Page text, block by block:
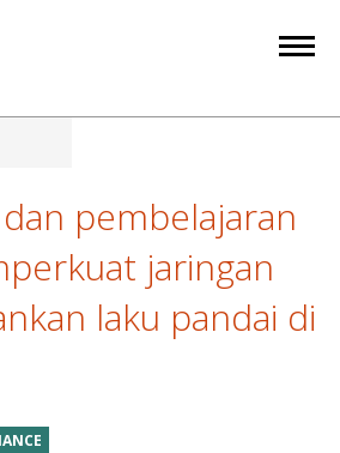
pembelajaran
jaringan
laku pandai di